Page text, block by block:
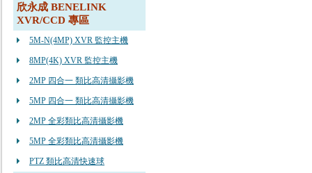
欣永成 BENELINK
XVR/CCD 專區
5M-N(4MP) XVR 監控主機
8MP(4K) XVR 監控主機
2MP 四合一 類比高清攝影機
5MP 四合一 類比高清攝影機
2MP 全彩類比高清攝影機
5MP 全彩類比高清攝影機
PTZ 類比高清快速球